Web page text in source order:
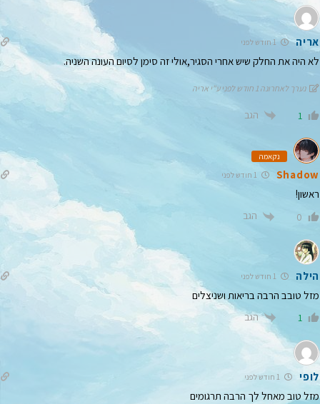
אריה
לא היה את החלק שיש אחרי הסגיר,אולי זה סימן לסיום העונה השניה.
נערך לאחרונה 1 חודש לפני ע"י אריה
1 הגב
נקאמה
Shadow 1 חודש לפני
ראשון!
0 הגב
הילה
מזל טובב הרבה בריאות ושניצלים
1 הגב
לופי
מזל טוב מאחל לך הרבה תרגומים